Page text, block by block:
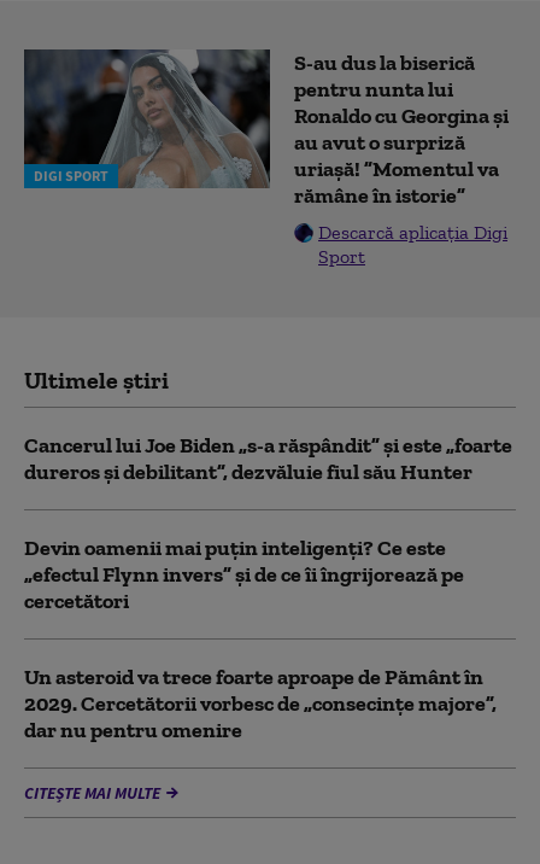
DIGI SPORT
S-au dus la biserică
pentru nunta lui
Ronaldo cu Georgina și
au avut o surpriză
uriașă! ”Momentul va
rămâne în istorie”
Descarcă aplicația Digi
Sport
Ultimele știri
Cancerul lui Joe Biden „s-a răspândit” şi este „foarte
dureros și debilitant”, dezvăluie fiul său Hunter
Devin oamenii mai puțin inteligenți? Ce este
„efectul Flynn invers” și de ce îi îngrijorează pe
cercetători
Un asteroid va trece foarte aproape de Pământ în
2029. Cercetătorii vorbesc de „consecințe majore”,
dar nu pentru omenire
CITEȘTE MAI MULTE